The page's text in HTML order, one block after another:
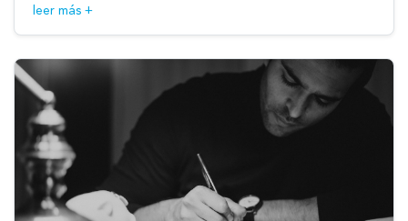
leer más +